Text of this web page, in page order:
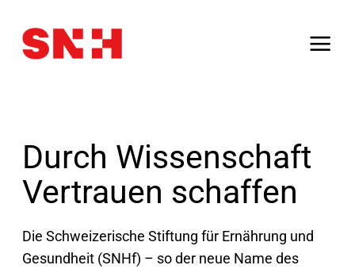
Inhalt
springen
Durch Wissenschaft
Vertrauen schaffen
Die Schweizerische Stiftung für Ernährung und
Gesundheit (SNHf) – so der neue Name des